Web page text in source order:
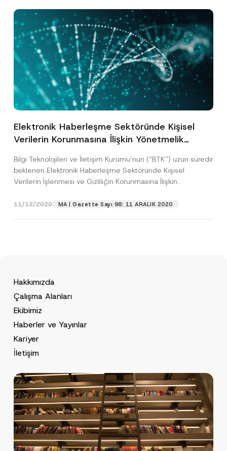
Elektronik Haberleşme Sektöründe Kişisel
Verilerin Korunmasına İlişkin Yönetmelik
Bilgi Teknolojileri ve İletişim Kurumu’nun (“BTK”) uzun süredir
beklenen Elektronik Haberleşme Sektöründe Kişisel
Verilerin İşlenmesi ve Gizliliğin Korunmasına İlişkin
11/12/2020 MA | Gazette Sayı 98: 11 ARALIK 2020
Hakkımızda
Çalışma Alanları
Ekibimiz
Haberler ve Yayınlar
Kariyer
İletişim